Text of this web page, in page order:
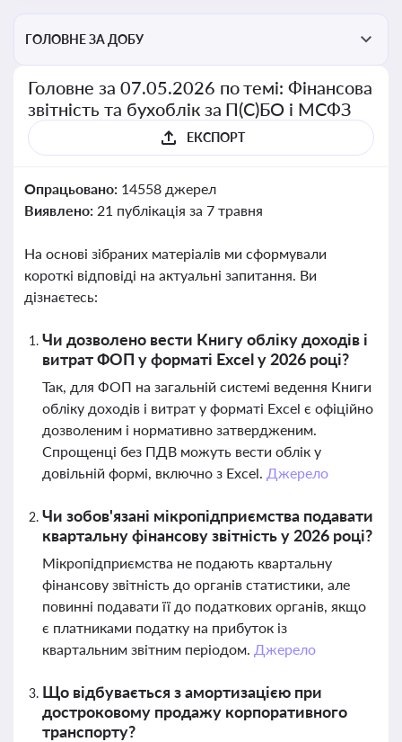
ГОЛОВНЕ ЗА ДОБУ
Головне за 07.05.2026 по темі: Фінансова
звітність та бухоблік за П(С)БО і МСФЗ
ЕКСПОРТ
Опрацьовано: 14558 джерел
Виявлено: 21 публікація за 7 травня
На основі зібраних матеріалів ми сформували
короткі відповіді на актуальні запитання. Ви
дізнаєтесь:
Чи дозволено вести Книгу обліку доходів і
витрат ФОП у форматі Excel у 2026 році?
Так, для ФОП на загальній системі ведення Книги
обліку доходів і витрат у форматі Excel є офіційно
дозволеним і нормативно затвердженим.
Спрощенці без ПДВ можуть вести облік у
довільній формі, включно з Excel. Джерело
Чи зобов'язані мікропідприємства подавати
квартальну фінансову звітність у 2026 році?
Мікропідприємства не подають квартальну
фінансову звітність до органів статистики, але
повинні подавати її до податкових органів, якщо
є платниками податку на прибуток із
квартальним звітним періодом. Джерело
Що відбувається з амортизацією при
достроковому продажу корпоративного
транспорту?